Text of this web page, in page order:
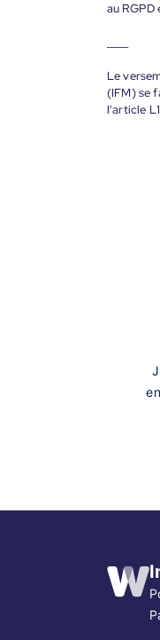
au
Le
(IFM) se
l'article